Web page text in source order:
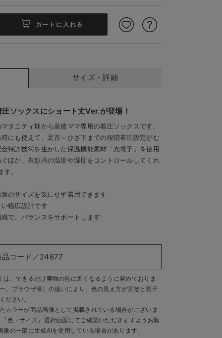
あなたの心身をあたため
カートに入れる
サイズ・詳細
ソックスにショート丈Ver.が登場！
タニティ期から産後ママ専用の着圧ソックスです。
にも使えて、足首～ひざ下までの段階着圧設定がむ
特許技術を生かした保温機能素材「光電子」を使用
ほか、衣類内の温度や湿度をコントロールしてくれ
。
のサイズを気にせず着用できます
幅広設計です
で、バランスをサポートします
品コード／24877
、できるだけ実物の色に近くなるように努めておりま
、ブラウザ等）の違いにより、色の見え方が実物と若干
ださい。
カラーが商品画像として掲載されている場合がございま
色・サイズ』選択画面にてご確認いただきますようお願
の一部に生成AIを使用している場合があります。